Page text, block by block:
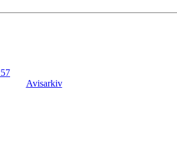
Avisarkiv